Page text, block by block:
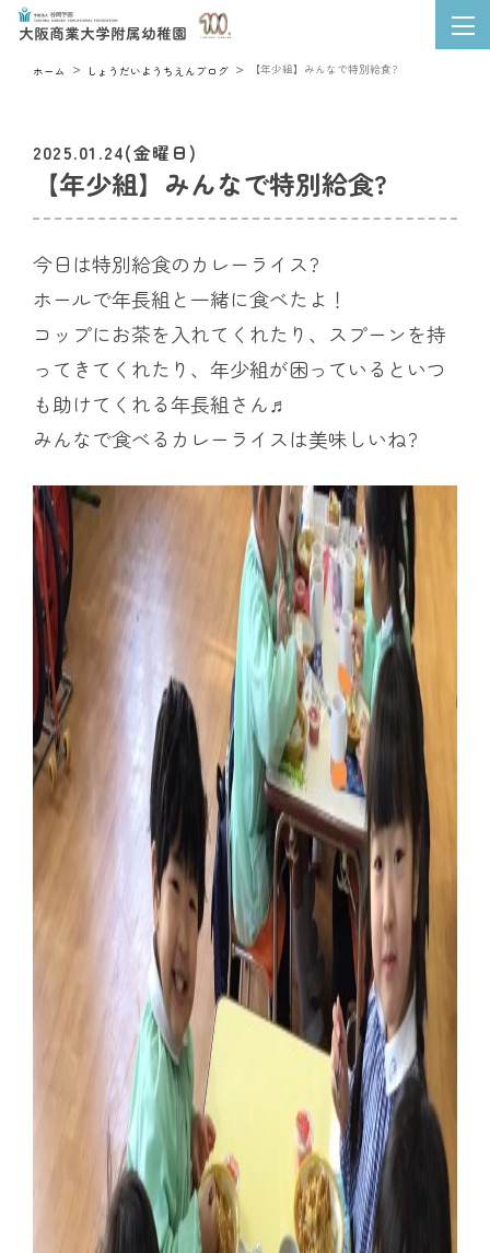
ホーム しょうだいようちえんブログ 【年少組】みんなで特別給食?
2025.01.24(金曜日)
【年少組】みんなで特別給食?
今日は特別給食のカレーライス?
ホールで年長組と一緒に食べたよ！
コップにお茶を入れてくれたり、スプーンを持
ってきてくれたり、年少組が困っているといつ
も助けてくれる年長組さん♬
みんなで食べるカレーライスは美味しいね?